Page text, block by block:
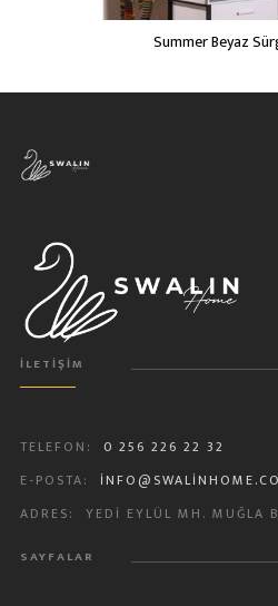
Summer Beyaz
İLETIŞIM
TELEFON:
0 256 226 22 32
E-POSTA:
ADRES:
YEDI EYLÜL MH. MUĞLA
SAYFALAR